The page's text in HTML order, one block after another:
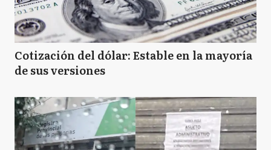
Cotización del dólar: Estable en la mayoría
de sus versiones